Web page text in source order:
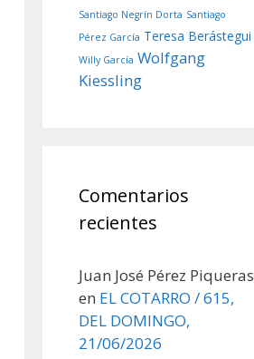
Santiago Negrín Dorta Santiago
Pérez García Teresa Berástegui
Willy García Wolfgang
Kiessling
Comentarios
recientes
Juan José Pérez Piqueras
en EL COTARRO / 615,
DEL DOMINGO,
21/06/2026